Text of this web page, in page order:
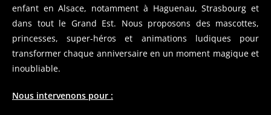
enfant en Alsace, notamment à Haguenau, Strasbourg et
dans tout le Grand Est. Nous proposons des mascottes,
princesses, super-héros et animations ludiques pour
transformer chaque anniversaire en un moment magique et
inoubliable.
Nous intervenons pour :